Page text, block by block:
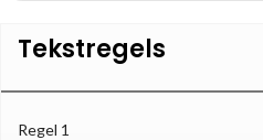
Tekstregels
Regel 1